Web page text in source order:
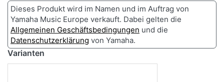
Dieses Produkt wird im Namen und im Auftrag von
Yamaha Music Europe verkauft. Dabei gelten die
Allgemeinen Geschäftsbedingungen und die
Datenschutzerklärung von Yamaha.
Varianten